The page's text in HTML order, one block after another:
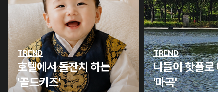
TREND
호텔에서 돌잔치 하는
'골드키즈'
TREND
나들이 핫플로
'마곡'